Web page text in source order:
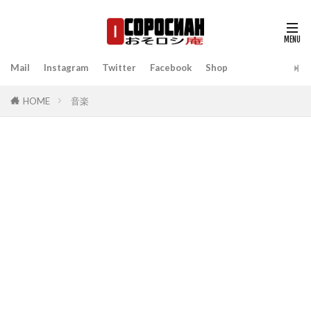
Mail Instagram Twitter Facebook Shop
HOME 音楽